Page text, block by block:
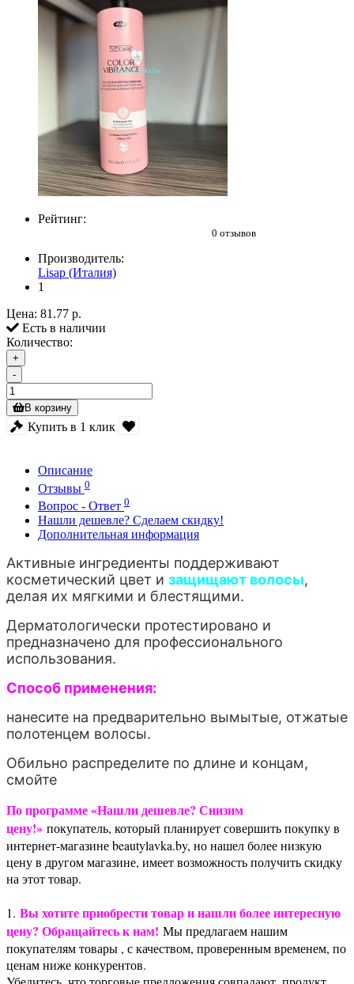
Рейтинг:
0 отзывов
Производитель:
Lisap (Италия)
1
Цена: 81.77 р.
Есть в наличии
Количество:
+
-
В корзину
Купить в 1 клик
Описание
Отзывы 0
Вопрос - Ответ 0
Нашли дешевле? Сделаем скидку!
Дополнительная информация
Активные ингредиенты поддерживают
косметический цвет и защищают волосы,
делая их мягкими и блестящими.
Дерматологически протестировано и
предназначено для профессионального
использования.
Способ применения:
нанесите на предварительно вымытые, отжатые
полотенцем волосы.
Обильно распределите по длине и концам,
смойте
По программе «Нашли дешевле? Снизим
цену!» покупатель, который планирует совершить покупку в
интернет-магазине beautylavka.by, но нашел более низкую
цену в другом магазине, имеет возможность получить скидку
на этот товар.
1. Вы хотите приобрести товар и нашли более интересную
цену? Обращайтесь к нам! Мы предлагаем нашим
покупателям товары , с качеством, проверенным временем, по
ценам ниже конкурентов.